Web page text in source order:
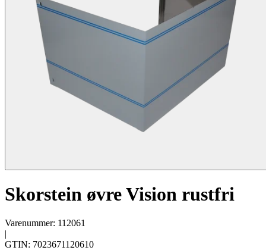
Skorstein øvre Vision rustfri
Varenummer: 112061
|
GTIN: 7023671120610